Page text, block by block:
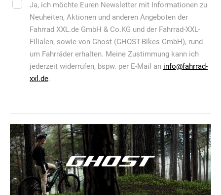
Ja, ich möchte Euren Newsletter mit Informationen zu
Neuheiten, Aktionen und anderen Angeboten der
Fahrrad XXL.de GmbH & Co.KG und der Fahrrad-XXL-
Filialen, sowie von Ghost (GHOST-Bikes GmbH), rund
um Fahrräder erhalten. Meine Zustimmung kann ich
jederzeit widerrufen, bspw. per E-Mail an info@fahrrad-
xxl.de.